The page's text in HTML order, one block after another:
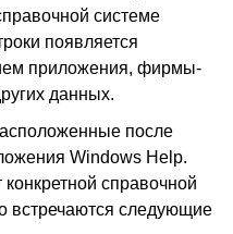
системе
появляется
приложения, фирмы-
данных.
после
Windows Help.
конкретной справочной
встречаются следующие